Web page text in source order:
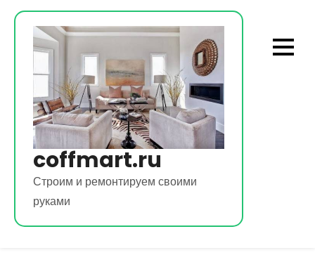
Перейти
содержимому
coffmart.ru
Строим и ремонтируем своими
руками